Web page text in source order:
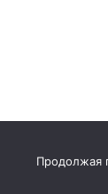
Продолжая